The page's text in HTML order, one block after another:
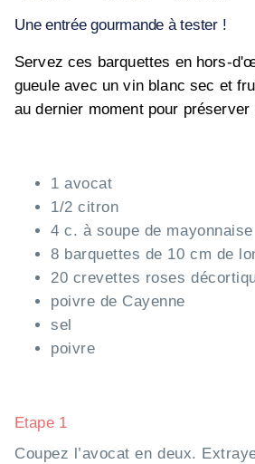
Une entrée gourmande à tester !
Servez ces barquettes en hors-
gueule avec un vin blanc sec et
au dernier moment pour
1 avocat
1/2 citron
4 c. à soupe de mayonnaise
8 barquettes de 10 cm de
20 crevettes roses
poivre de Cayenne
sel
poivre
Etape 1
Coupez l’avocat en deux.